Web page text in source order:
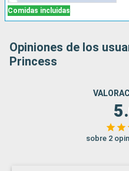
Comidas incluidas
Opiniones de los
Princess
sobre 2